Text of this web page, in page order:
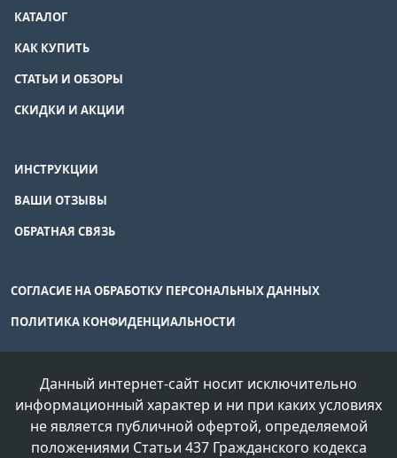
КАТАЛОГ
КАК КУПИТЬ
СТАТЬИ И ОБЗОРЫ
СКИДКИ И АКЦИИ
ИНСТРУКЦИИ
ВАШИ ОТЗЫВЫ
ОБРАТНАЯ СВЯЗЬ
СОГЛАСИЕ НА ОБРАБОТКУ ПЕРСОНАЛЬНЫХ ДАННЫХ
ПОЛИТИКА КОНФИДЕНЦИАЛЬНОСТИ
Данный интернет-сайт носит исключительно
информационный характер и ни при каких условиях
не является публичной офертой, определяемой
положениями Статьи 437 Гражданского кодекса